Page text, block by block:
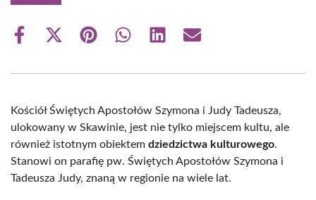
Share
Share
(Twitter)
Share Share Share Share
Kościół Świętych Apostołów Szymona i Judy Tadeusza,
ulokowany w Skawinie, jest nie tylko miejscem kultu, ale
również istotnym obiektem dziedzictwa kulturowego.
Stanowi on parafię pw. Świętych Apostołów Szymona i
Tadeusza Judy, znaną w regionie na wiele lat.